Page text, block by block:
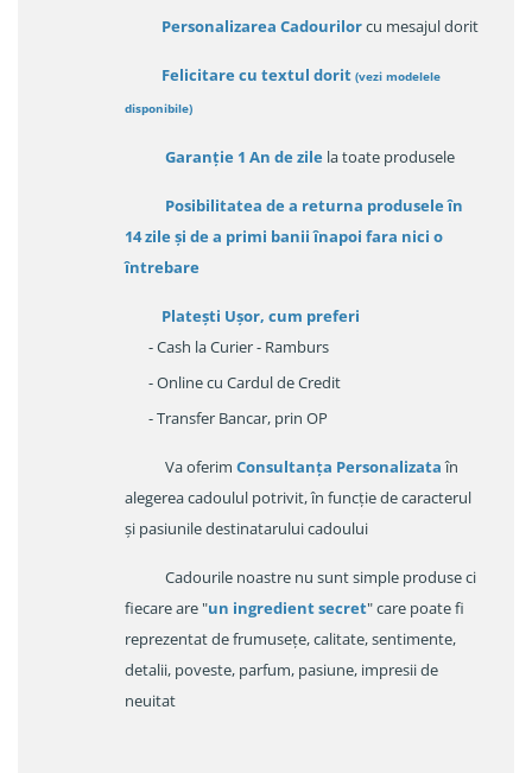
Personalizarea Cadourilorcu mesajul dorit
Felicitare cu textul dorit (vezi modelele
disponibile)
Garanție 1 An de zile la toate produsele
Posibilitatea de a returna produsele în
14 zileși de a primi banii înapoi fara nici o
întrebare
Platești Ușor, cum preferi
- Cash la Curier - Ramburs
- Online cu Cardul de Credit
- Transfer Bancar, prin OP
Va oferim Consultanța Personalizataîn
alegerea cadoulul potrivit, în funcție de caracterul
și pasiunile destinatarului cadoului
Cadourile noastre nu sunt simple produse ci
fiecare are "un ingredient secret" care poate fi
reprezentat de frumusețe, calitate, sentimente,
detalii, poveste, parfum, pasiune, impresii de
neuitat